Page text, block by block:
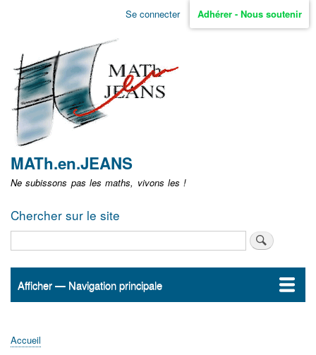
Aller
non
identifié
Se connecter Adhérer - Nous soutenir
MATh.en.JEANS
Ne subissons pas les maths, vivons les !
Chercher sur le site
Navigation
Afficher — Navigation principale
Accueil
ActualitésMATh.en.JEANS ?
Régions et Ateliers
Créer, gérer un atelier
Sujets/Publications
Congrès
Accueil